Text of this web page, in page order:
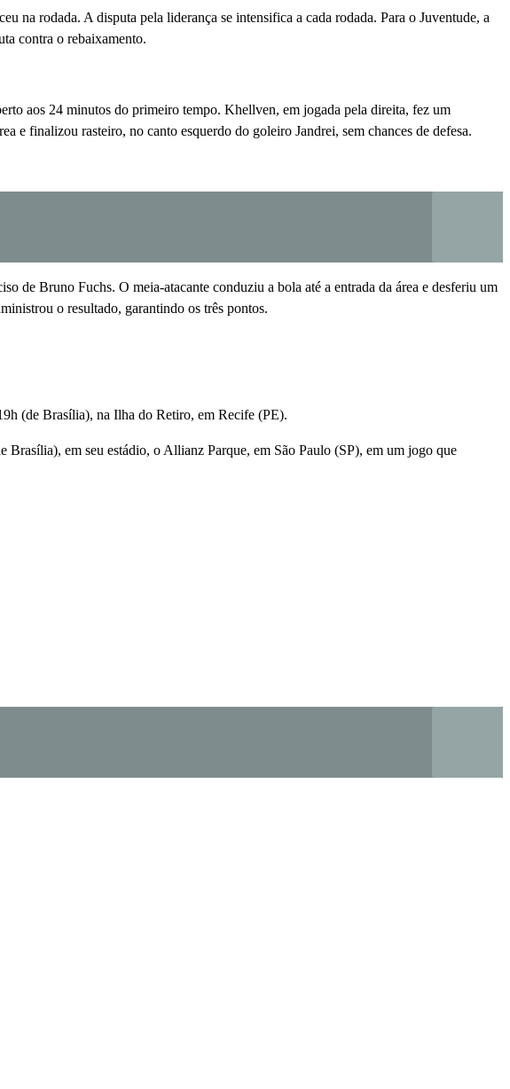
na rodada. A disputa pela liderança se intensifica a cada rodada. Para o Juventude, a
contra o rebaixamento.
aos 24 minutos do primeiro tempo. Khellven, em jogada pela direita, fez um
e finalizou rasteiro, no canto esquerdo do goleiro Jandrei, sem chances de defesa.
de Bruno Fuchs. O meia-atacante conduziu a bola até a entrada da área e desferiu um
o resultado, garantindo os três pontos.
(de Brasília), na Ilha do Retiro, em Recife (PE).
em seu estádio, o Allianz Parque, em São Paulo (SP), em um jogo que